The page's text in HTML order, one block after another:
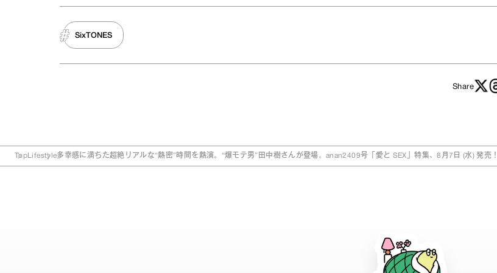
SixTONES
Share
Top Lifestyle多幸感に満ちた超絶リアルな“熱密”時間を熱演。“爆モテ男”田中樹さんが登場。anan2409号「愛と SEX」特集、8月7日 (水) 発売！